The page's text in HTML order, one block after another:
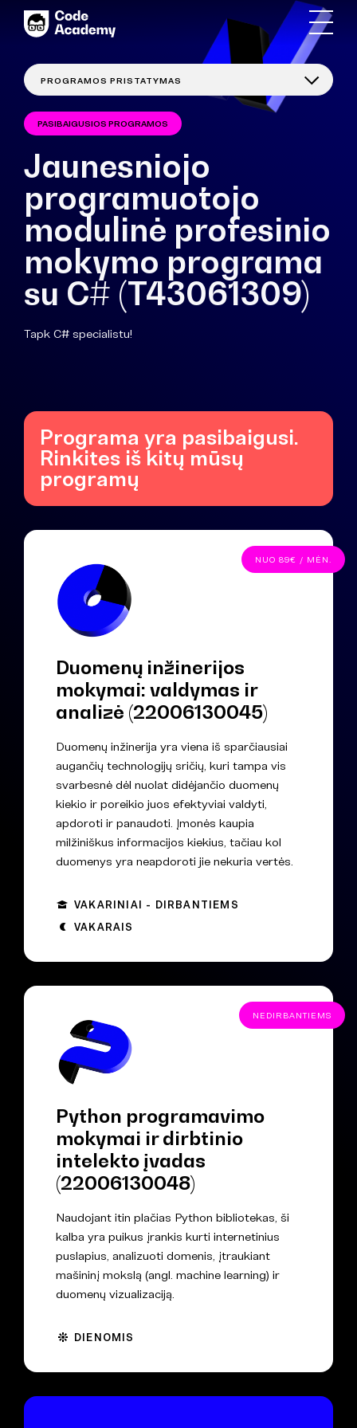
PASIBAIGUSIOS PROGRAMOS
Jaunesniojo
programuotojo
modulinė profesinio
mokymo programa
su C# (T43061309)
Tapk C# specialistu!
Programa yra pasibaigusi.
Rinkites iš kitų mūsų
programų
NUO 89€ / MĖN.
Duomenų inžinerijos
mokymai: valdymas ir
analizė (22006130045)
Duomenų inžinerija yra viena iš sparčiausiai
augančių technologijų sričių, kuri tampa vis
svarbesnė dėl nuolat didėjančio duomenų
kiekio ir poreikio juos efektyviai valdyti,
apdoroti ir panaudoti. Įmonės kaupia
milžiniškus informacijos kiekius, tačiau kol
duomenys yra neapdoroti jie nekuria vertės.
VAKARINIAI - DIRBANTIEMS
VAKARAIS
NEDIRBANTIEMS
Python programavimo
mokymai ir dirbtinio
intelekto įvadas
(22006130048)
Naudojant itin plačias Python bibliotekas, ši
kalba yra puikus įrankis kurti internetinius
puslapius, analizuoti domenis, įtraukiant
mašininį mokslą (angl. machine learning) ir
duomenų vizualizaciją.
DIENOMIS